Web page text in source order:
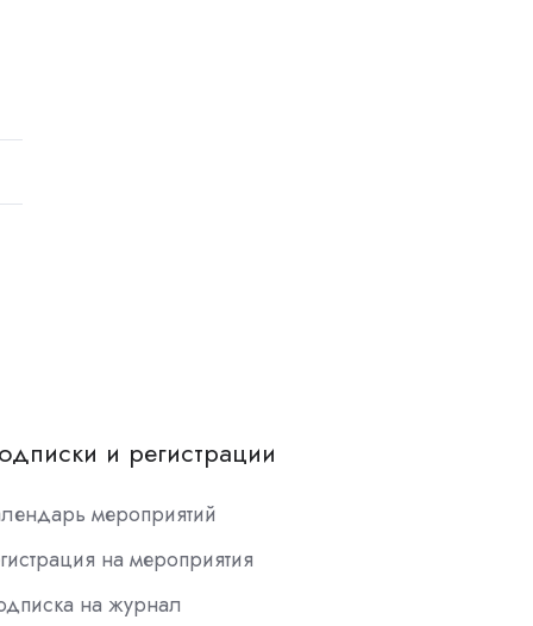
и регистрации
мероприятий
на мероприятия
на журнал